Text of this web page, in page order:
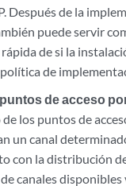
Después de la
puede servir
de si la
de
de acceso
los puntos de
un canal
con la distribución
canales disponibles